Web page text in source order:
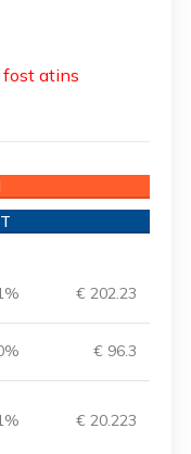
fost atins
€ 202.23
€ 96.3
€ 20.223